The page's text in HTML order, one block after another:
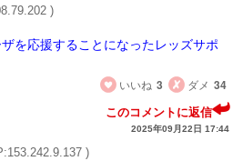
)
を応援することになったレッズサポ
いいね 3 ダメ 34
このコメントに返信
2025年09月22日 17:44
)